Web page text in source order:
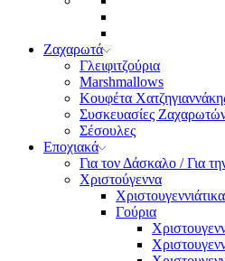
Ζαχαρωτά
Γλειφιτζούρια
Marshmallows
Κουφέτα
Συσκευασίες
Σέσουλες
Εποχιακά
Για τον Δάσκαλο / Για
Χριστούγεννα
Γούρια